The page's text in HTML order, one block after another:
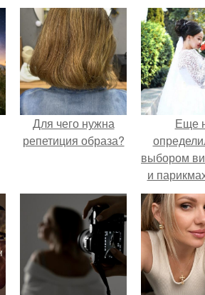
Для чего нужна
репетиция образа?
Еще
выбором
и